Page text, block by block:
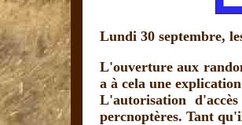
Lundi 30 septembre,
L'ouverture aux
a à cela une
L'autorisation
percnoptères. Tant